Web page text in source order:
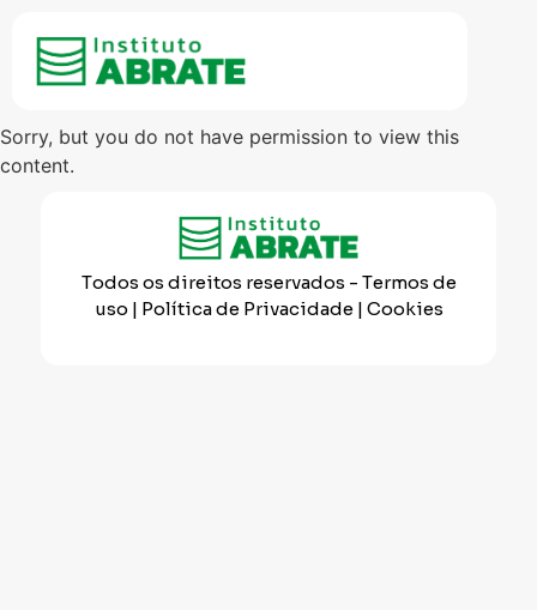
Sorry, but you do not have permission to view this
content.
Todos os direitos reservados - Termos de
uso | Política de Privacidade | Cookies